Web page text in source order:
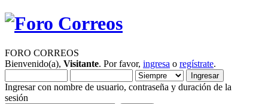
FORO CORREOS
Bienvenido(a), Visitante. Por favor, ingresa o regístrate.
Ingresar con nombre de usuario, contraseña y duración de la
sesión